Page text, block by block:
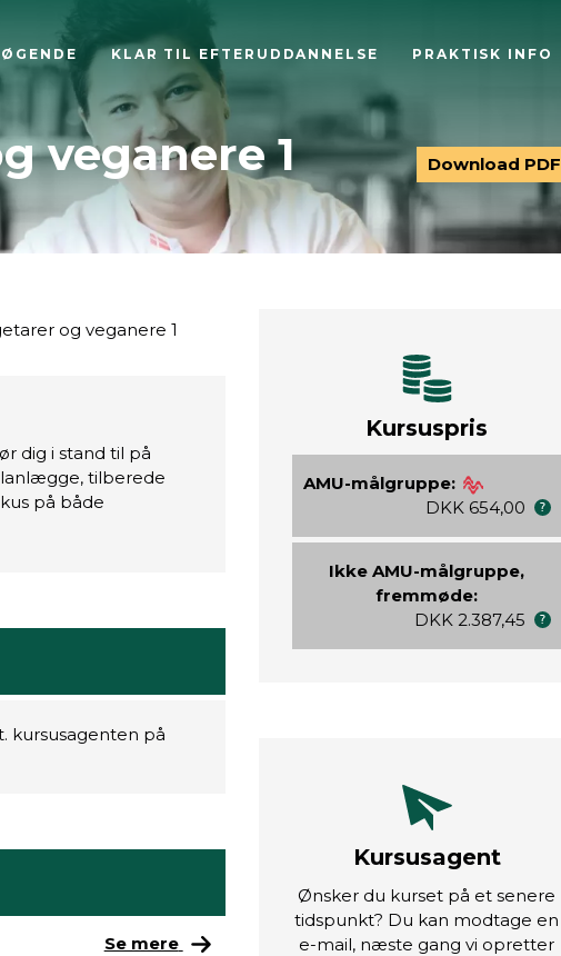
KLAR TIL EFTERUDDANNELSE PRAKTISK INFO
veganere 1 Download PDF
og veganere 1
dig i stand til på
tilberede
på både
kursusagenten på
Se mere
Kursuspris
AMU-målgruppe:
DKK 654,00
Ikke AMU-målgruppe,
fremmøde:
DKK 2.387,45
Kursusagent
Ønsker du kurset på et senere
tidspunkt? Du kan modtage en
e-mail, næste gang vi opretter